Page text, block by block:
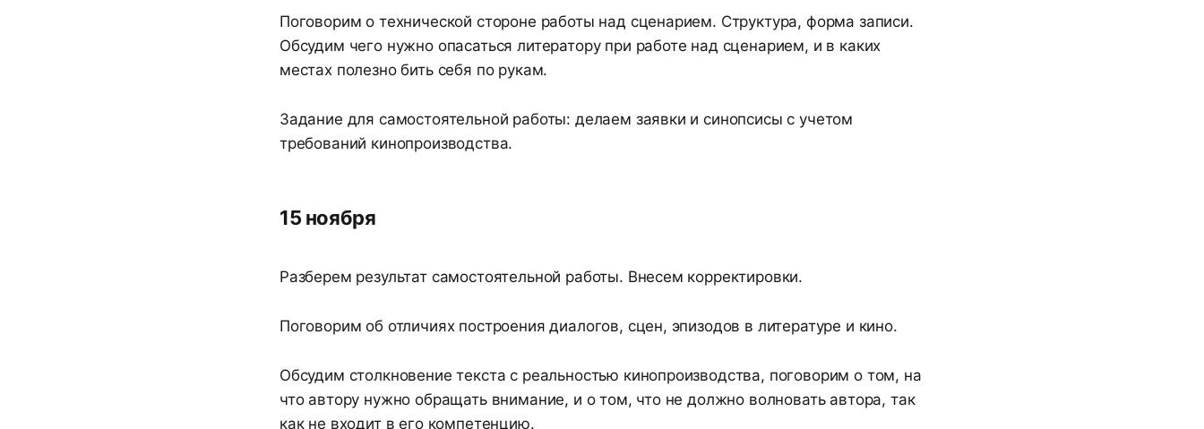
Поговорим о технической стороне работы над сценарием. Структура, форма записи.
Обсудим чего нужно опасаться литератору при работе над сценарием, и в каких
местах полезно бить себя по рукам.
Задание для самостоятельной работы: делаем заявки и синопсисы с учетом
требований кинопроизводства.
15 ноября
Разберем результат самостоятельной работы. Внесем корректировки.
Поговорим об отличиях построения диалогов, сцен, эпизодов в литературе и кино.
Обсудим столкновение текста с реальностью кинопроизводства, поговорим о том, на
что автору нужно обращать внимание, и о том, что не должно волновать автора, так
как не входит в его компетенцию.